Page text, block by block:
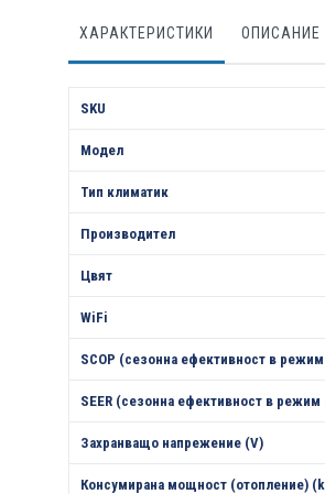
ХАРАКТЕРИСТИКИ ОПИСАНИЕ
SKU
Модел
Тип климатик
Производител
Цвят
WiFi
SCOP (сезонна ефективност в
SEER (сезонна ефективност в
Захранващо напрежение (V)
Консумирана мощност (отопление)